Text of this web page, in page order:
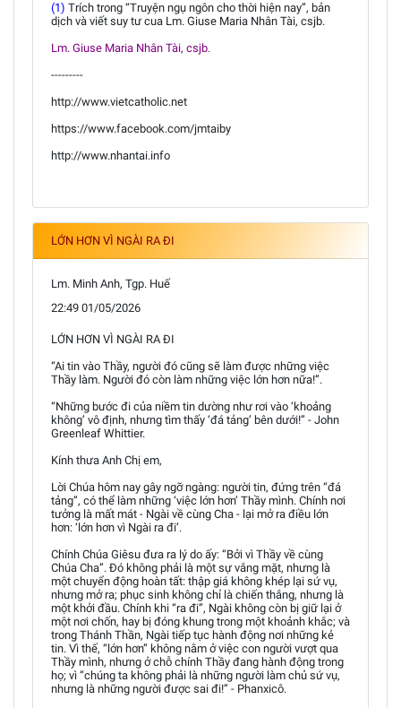
(1) Trích trong “Truyện ngụ ngôn cho thời hiện nay”, bản
dịch và viết suy tư cua Lm. Giuse Maria Nhân Tài, csjb.
Lm. Giuse Maria Nhân Tài, csjb.
---------
http://www.vietcatholic.net
https://www.facebook.com/jmtaiby
http://www.nhantai.info
LỚN HƠN VÌ NGÀI RA ĐI
Lm. Minh Anh, Tgp. Huế
22:49 01/05/2026
LỚN HƠN VÌ NGÀI RA ĐI
“Ai tin vào Thầy, người đó cũng sẽ làm được những việc
Thầy làm. Người đó còn làm những việc lớn hơn nữa!”.
“Những bước đi của niềm tin dường như rơi vào ‘khoảng
không’ vô định, nhưng tìm thấy ‘đá tảng’ bên dưới!” - John
Greenleaf Whittier.
Kính thưa Anh Chị em,
Lời Chúa hôm nay gây ngỡ ngàng: người tin, đứng trên “đá
tảng”, có thể làm những ‘việc lớn hơn’ Thầy mình. Chính nơi
tưởng là mất mát - Ngài về cùng Cha - lại mở ra điều lớn
hơn: ‘lớn hơn vì Ngài ra đi’.
Chính Chúa Giêsu đưa ra lý do ấy: “Bởi vì Thầy về cùng
Chúa Cha”. Đó không phải là một sự vắng mặt, nhưng là
một chuyển động hoàn tất: thập giá không khép lại sứ vụ,
nhưng mở ra; phục sinh không chỉ là chiến thắng, nhưng là
một khởi đầu. Chính khi “ra đi”, Ngài không còn bị giữ lại ở
một nơi chốn, hay bị đóng khung trong một khoảnh khắc; và
trong Thánh Thần, Ngài tiếp tục hành động nơi những kẻ
tin. Vì thế, “lớn hơn” không nằm ở việc con người vượt qua
Thầy mình, nhưng ở chỗ chính Thầy đang hành động trong
họ; vì “chúng ta không phải là những người làm chủ sứ vụ,
nhưng là những người được sai đi!” - Phanxicô.